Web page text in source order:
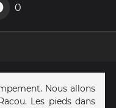
0
Nous allons
Les pieds dans